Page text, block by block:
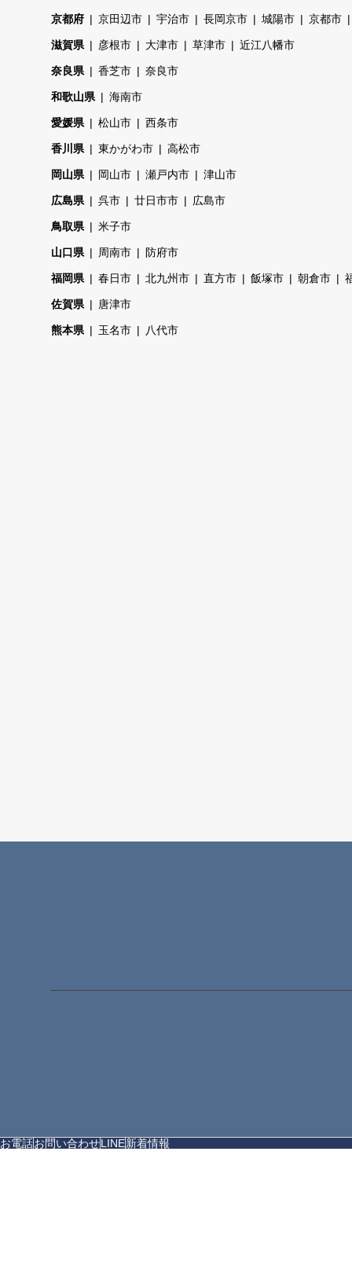
京都府 京田辺市 宇治市 長岡京市 城陽市 京都市
滋賀県 彦根市 大津市 草津市 近江八幡市
奈良県 香芝市 奈良市
和歌山県 海南市
愛媛県 松山市 西条市
香川県 東かがわ市 高松市
岡山県 岡山市 瀬戸内市 津山市
広島県 呉市 廿日市市 広島市
鳥取県 米子市
山口県 周南市 防府市
福岡県 春日市 北九州市 直方市 飯塚市 朝倉市
佐賀県 唐津市
熊本県 玉名市 八代市
お電話お問い合わせLINE新着情報